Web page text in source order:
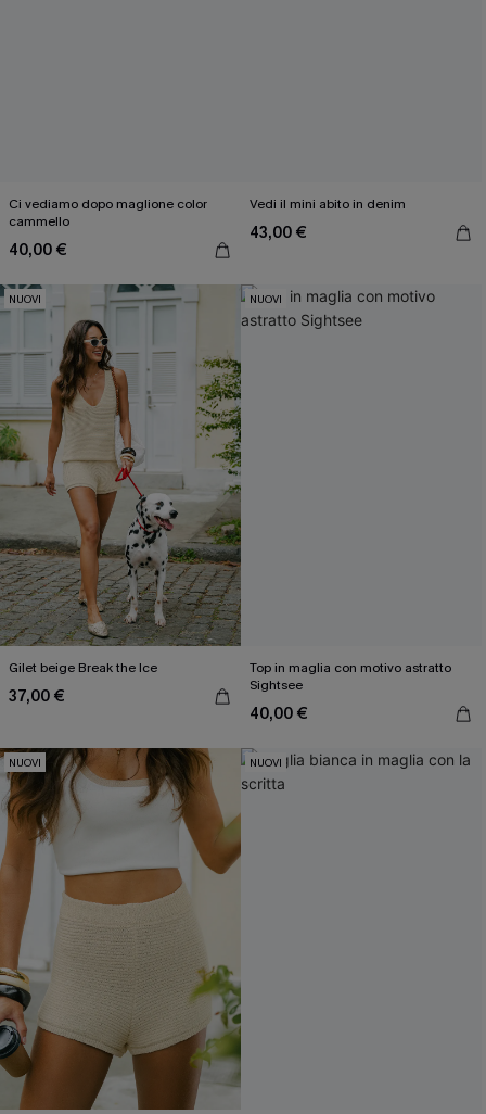
Ci vediamo dopo maglione color
cammello
40,00 €
Vedi il mini abito in denim
43,00 €
NUOVI
Gilet beige Break the Ice
37,00 €
NUOVI
Top in maglia con motivo astratto
Sightsee
40,00 €
NUOVI NUOVI